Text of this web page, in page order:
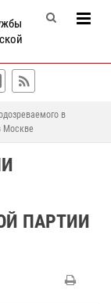
в
Москве
ПАРТИИ